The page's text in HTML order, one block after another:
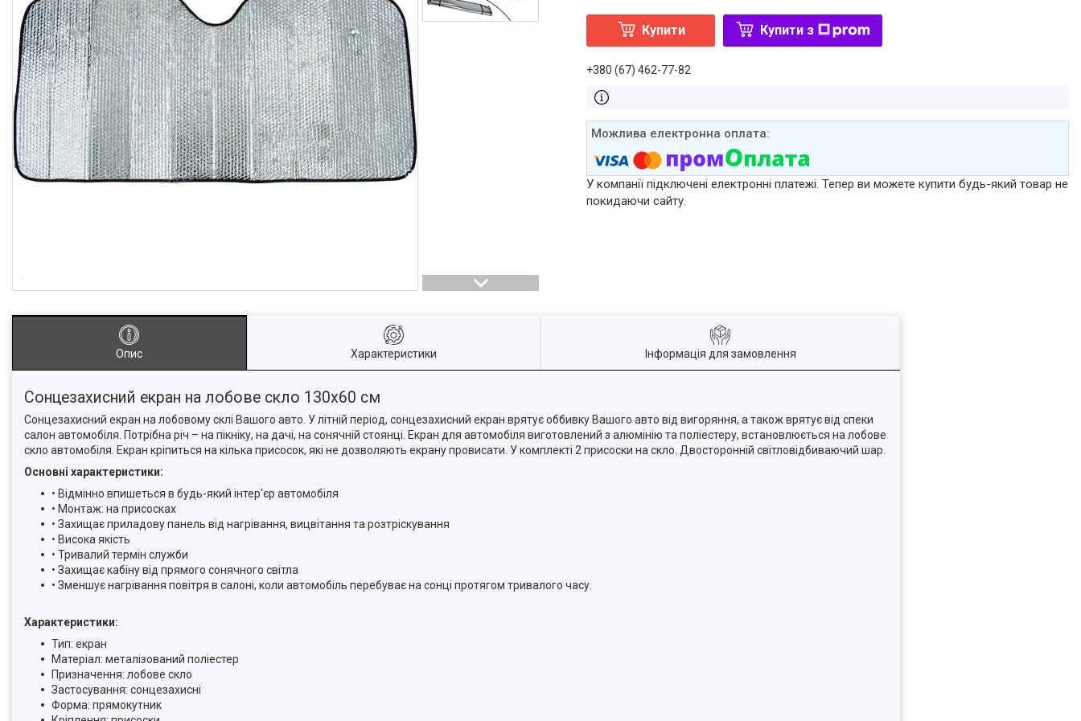
Купити Купити з
+380 (67) 462-77-82
У компанії підключені електронні платежі. Тепер ви можете купити будь-який товар не
покидаючи сайту.
Опис Характеристики Інформація для замовлення
Сонцезахисний екран на лобове скло 130х60 см
Сонцезахисний екран на лобовому склі Вашого авто. У літній період, сонцезахисний екран врятує оббивку Вашого авто від вигоряння, а також врятує від спеки
салон автомобіля. Потрібна річ – на пікніку, на дачі, на сонячній стоянці. Екран для автомобіля виготовлений з алюмінію та поліестеру, встановлюється на лобове
скло автомобіля. Екран кріпиться на кілька присосок, які не дозволяють екрану провисати. У комплекті 2 присоски на скло. Двосторонній світловідбиваючий шар.
Основні характеристики:
• Відмінно впишеться в будь-який інтер'єр автомобіля
• Монтаж: на присосках
• Захищає приладову панель від нагрівання, вицвітання та розтріскування
• Висока якість
• Тривалий термін служби
• Захищає кабіну від прямого сонячного світла
• Зменшує нагрівання повітря в салоні, коли автомобіль перебуває на сонці протягом тривалого часу.
Характеристики:
Тип: екран
Матеріал: металізований поліестер
Призначення: лобове скло
Застосування: сонцезахисні
Форма: прямокутник